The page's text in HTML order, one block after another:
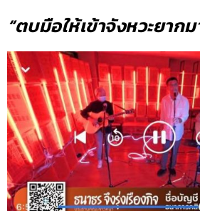
“ตบมือให้เข้าจังหวะยากม